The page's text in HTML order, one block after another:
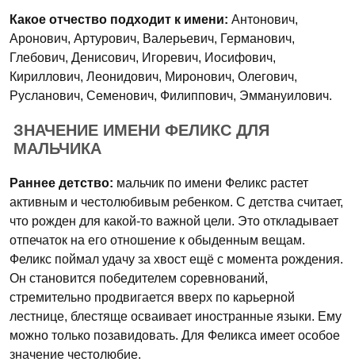
Какое отчество подходит к имени: Антонович,
Аронович, Артурович, Валерьевич, Германович,
Глебович, Денисович, Игоревич, Иосифович,
Кириллович, Леонидович, Миронович, Олегович,
Русланович, Семенович, Филиппович, Эммануилович.
ЗНАЧЕНИЕ ИМЕНИ ФЕЛИКС ДЛЯ
МАЛЬЧИКА
Раннее детство: мальчик по имени Феликс растет
активным и честолюбивым ребенком. С детства считает,
что рожден для какой-то важной цели. Это откладывает
отпечаток на его отношение к обыденным вещам.
Феликс поймал удачу за хвост ещё с момента рождения.
Он становится победителем соревнований,
стремительно продвигается вверх по карьерной
лестнице, блестяще осваивает иностранные языки. Ему
можно только позавидовать. Для Феликса имеет особое
значение честолюбие.